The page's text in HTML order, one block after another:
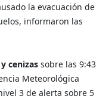
la evacuación de
informaron las
cenizassobre las 9:43
Meteorológica
3 de alerta sobre 5